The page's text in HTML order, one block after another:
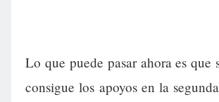
Lo que puede pasar ahora es que
consigue los apoyos en la